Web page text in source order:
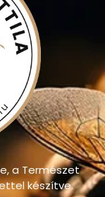
a Természet
készítve.